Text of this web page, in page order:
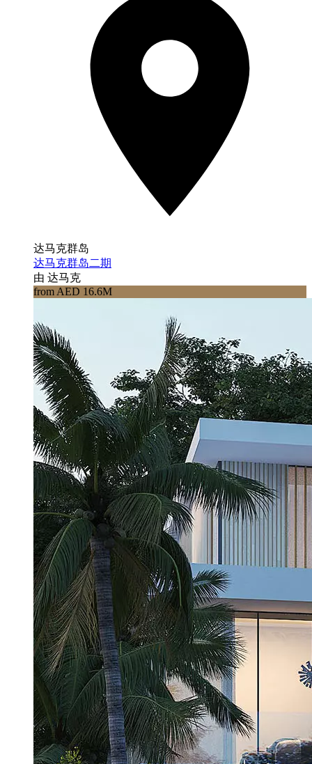
达马克群岛
达马克群岛二期
由 达马克
from AED 16.6M